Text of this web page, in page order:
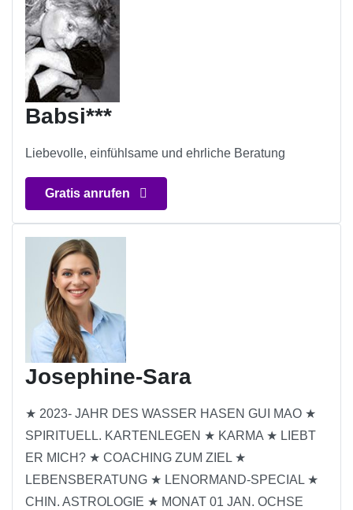
Babsi***
Liebevolle, einfühlsame und ehrliche Beratung
Gratis anrufen
Josephine-Sara
★ 2023- JAHR DES WASSER HASEN GUI MAO ★
SPIRITUELL. KARTENLEGEN ★ KARMA ★ LIEBT
ER MICH? ★ COACHING ZUM ZIEL ★
LEBENSBERATUNG ★ LENORMAND-SPECIAL ★
CHIN. ASTROLOGIE ★ MONAT 01 JAN. OCHSE